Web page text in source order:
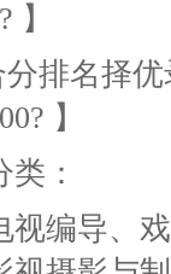
】
分排名择
】
：
视编导、